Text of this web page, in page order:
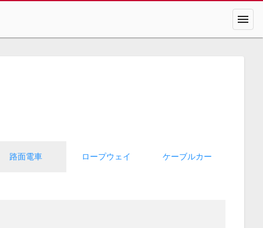
menu
路面電車 ロープウェイ ケーブルカー